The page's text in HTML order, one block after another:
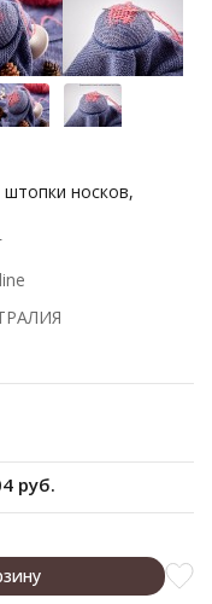
носков,
руб.